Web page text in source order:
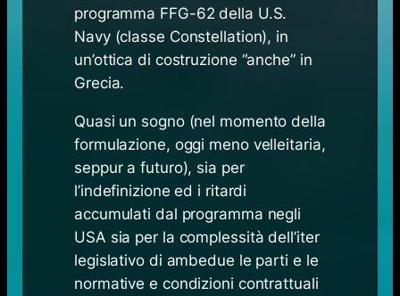
programma FFG-62 della U.S.
Navy (classe Constellation), in
un’ottica di costruzione “anche” in
Grecia.
Quasi un sogno (nel momento della
formulazione, oggi meno velleitaria,
seppur a futuro), sia per
l’indefinizione ed i ritardi
accumulati dal programma negli
USA sia per la complessità dell’iter
legislativo di ambedue le parti e le
normative e condizioni contrattuali